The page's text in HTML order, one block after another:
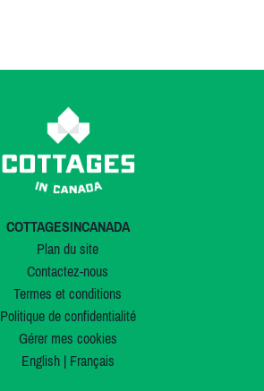
COTTAGESINCANADA
Plan du site
Contactez-nous
Termes et conditions
Politique de confidentialité
Gérer mes cookies
English| Français